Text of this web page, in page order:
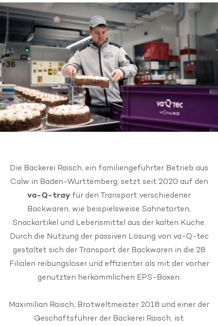
Die Bäckerei Raisch, ein familiengeführter Betrieb aus
Calw in Baden-Württemberg, setzt seit 2020 auf den
va-Q-tray für den Transport verschiedener
Backwaren, wie beispielsweise Sahnetorten,
Snackartikel und Lebensmittel aus der kalten Küche.
Durch die Nutzung der passiven Lösung von va-Q-tec
gestaltet sich der Transport der Backwaren in die 28
Filialen reibungsloser und effizienter als mit der vorher
genutzten herkömmlichen EPS-Boxen.
Maximilian Raisch, Brotweltmeister 2018 und einer der
Geschäftsführer der Bäckerei Raisch, ist